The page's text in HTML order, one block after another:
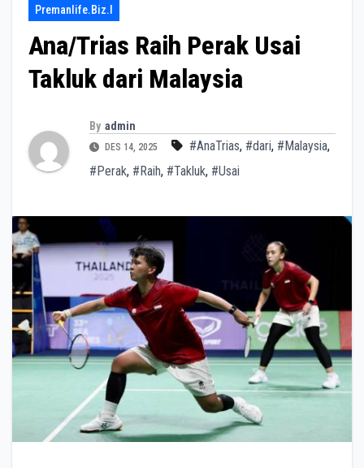
Premanlife.biz.i
Ana/Trias Raih Perak Usai
Takluk dari Malaysia
By admin
DES 14, 2025 #AnaTrias, #dari, #Malaysia,
#Perak, #Raih, #Takluk, #Usai